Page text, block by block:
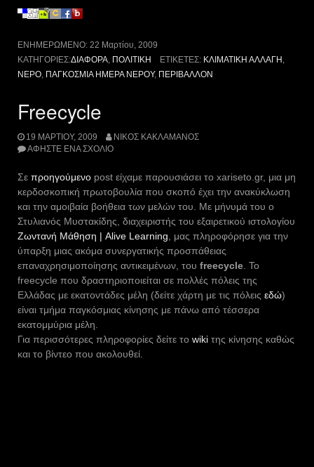
ΕΝΗΜΕΡΩΜΈΝΟ: 22 Μαρτίου, 2009
ΚΑΤΗΓΟΡΊΕΣ:ΔΙΆΦΟΡΑ ΠΟΛΙΤΙΚΉ ΕΤΙΚΈΤΕΣ: ΚΛΙΜΑΤΙΚΉ ΑΛΛΑΓΉ
ΝΕΡΌ ΠΑΓΚΌΣΜΙΑ ΗΜΈΡΑ ΝΕΡΟΎ, ΠΕΡΙΒΆΛΛΟΝ
Freecycle
19 ΜΑΡΤΊΟΥ, 2009
ΝΊΚΟΣ ΚΑΚΛΑΜΆΝΟΣ
ΑΦΉΣΤΕ ΈΝΑ ΣΧΌΛΙΟ
Σε προηγούμενο post είχαμε παρουσιάσει το xariseto.gr, μια μη
κερδοσκοπική πρωτοβουλία που σκοπό έχει την ανακύκλωση
και την αμοιβαία βοήθεια των μελών του. Με μήνυμά του ο
Στυλιανός Μυστακίδης, διαχειριστής του εξαιρετικού ιστολογίου
Ζωντανή Μάθηση | Alive Learning , μας πληροφόρησε για την
ύπαρξη μιας ακόμα συνεργατικής προσπάθειας
επαναχρησιμοποίησης αντικειμένων, του freecycle . Το
freecycle που δραστηριοποιείται σε πολλές πόλεις της
Ελλάδας με εκατοντάδες μέλη (δείτε χάρτη με τις πόλεις εδώ)
είναι τμήμα παγκόσμιας κίνησης με πάνω από τέσσερα
εκατομμύρια μέλη.
Για περισσότερες πληροφορίες δείτε το wiki της κίνησης καθώς
και το βίντεο που ακολουθεί.